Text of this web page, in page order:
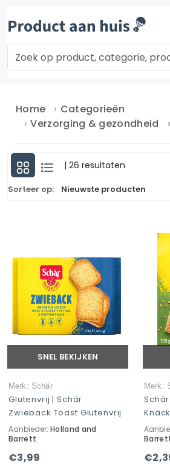
Home
Categorieën
Verzorging & gezondheid
| 26 resultaten
Sorteer op:
SNEL BEKIJKEN
Merk: Schär
Glutenvrij | Schär
Zwieback Toast Glutenvrij
Aanbieder: Holland and
Barrett
€3,99
Merk: